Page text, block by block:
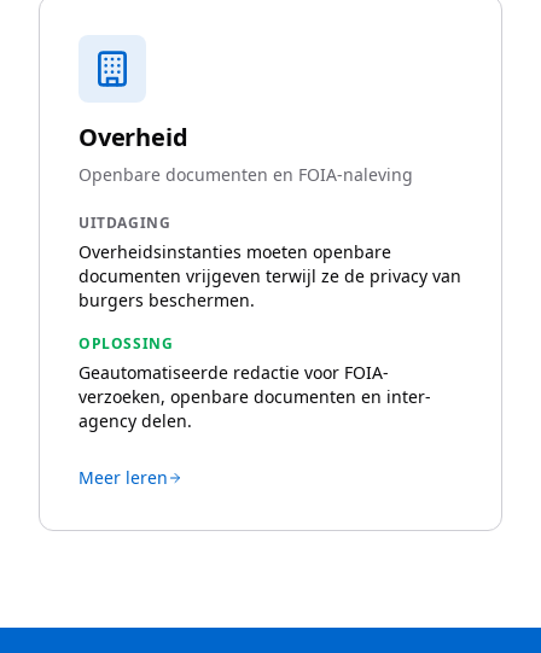
Overheid
Openbare documenten en FOIA-naleving
UITDAGING
Overheidsinstanties moeten openbare
documenten vrijgeven terwijl ze de privacy van
burgers beschermen.
OPLOSSING
Geautomatiseerde redactie voor FOIA-
verzoeken, openbare documenten en inter-
agency delen.
Meer leren